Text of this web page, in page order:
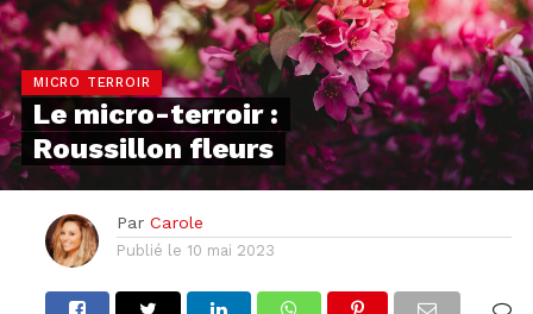
MICRO TERROIR
Le micro-terroir :
Roussillon fleurs
Par Carole
Publié le 10 mai 2023